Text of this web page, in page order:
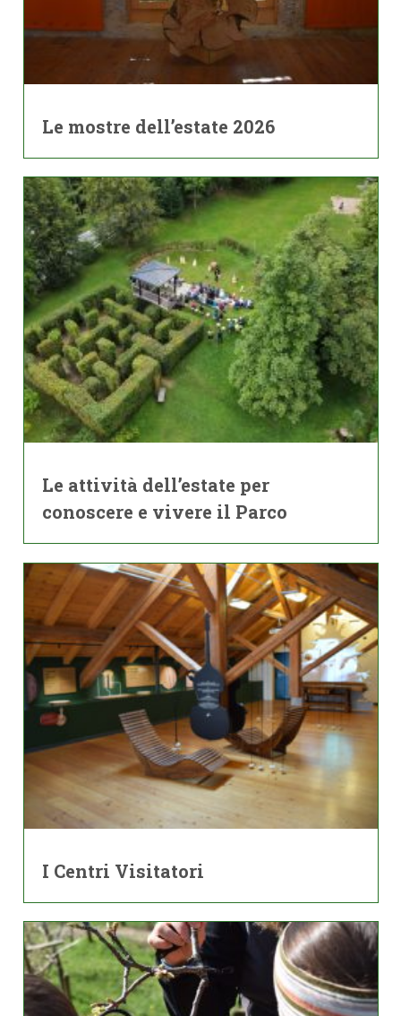
Le mostre dell’estate 2026
Le attività dell’estate per
conoscere e vivere il Parco
I Centri Visitatori